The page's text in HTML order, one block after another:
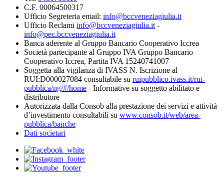
C.F. 00064500317
Ufficio Segreteria email: info@bccveneziagiulia.it
Ufficio Reclami info@bccveneziagiulia.it -
info@pec.bccveneziagiulia.it
Banca aderente al Gruppo Bancario Cooperativo Iccrea
Società partecipante al Gruppo IVA Gruppo Bancario
Cooperativo Iccrea, Partita IVA 15240741007
Soggetta alla vigilanza di IVASS N. Iscrizione al
RUI:D000027084 consultabile su ruipubblico.ivass.it/rui-
pubblica/ng/#/home - Informative su soggetto abilitato e
distributore
Autorizzata dalla Consob alla prestazione dei servizi e attività
d’investimento consultabili su www.consob.it/web/area-
pubblica/banche
Dati societari